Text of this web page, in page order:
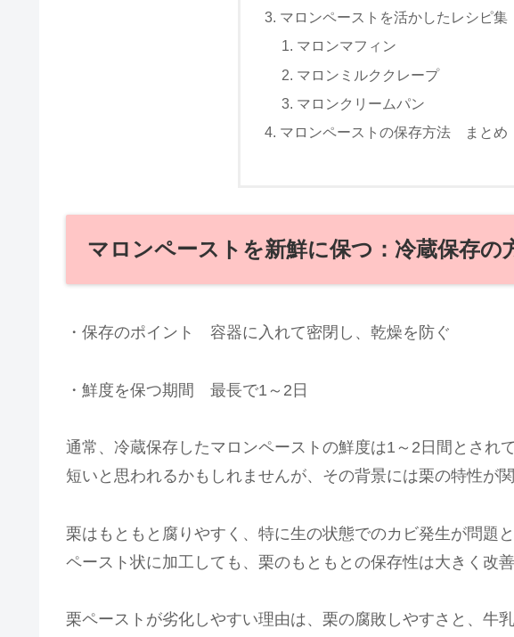
マロンペーストを活かしたレシピ集
マロンマフィン
マロンミルククレープ
マロンクリームパン
マロンペーストの保存方法 まとめ
マロンペーストを新鮮に保つ：冷蔵保存の
・保存のポイント 容器に入れて密閉し、乾燥を防ぐ
・鮮度を保つ期間 最長で1～2日
通常、冷蔵保存したマロンペーストの鮮度は1～2日間とされて
短いと思われるかもしれませんが、その背景には栗の特性が関
栗はもともと腐りやすく、特に生の状態でのカビ発生が問題と
ペースト状に加工しても、栗のもともとの保存性は大きく改善
栗ペーストが劣化しやすい理由は、栗の腐敗しやすさと、牛